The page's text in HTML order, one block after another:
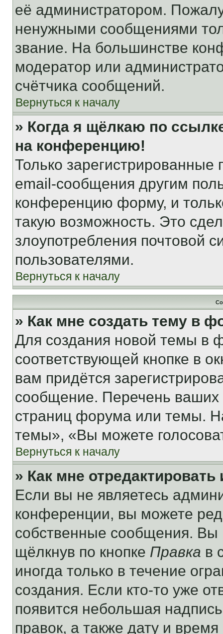
её администратором.
ненужными сообщениями
звание. На большинстве
модератор или
счётчика сообщений.
Вернуться к началу
» Когда я щёлкаю по
на конференцию!
Только зарегистрированные
email-сообщения другим
конференцию форму, и
такую возможность. Это
злоупотребления почтовой
пользователями.
Вернуться к началу
» Как мне создать тему в
Для создания новой темы в
соответствующей кнопке в
вам придётся
сообщение. Перечень ваших
страниц форума или темы.
темы», «Вы можете
Вернуться к началу
» Как мне
Если вы не являетесь
конференции, вы можете
собственные сообщения. Вы
щёлкнув по кнопке Правка в
иногда только в течение
создания. Если кто-то уже
появится небольшая
правок, а также дату и